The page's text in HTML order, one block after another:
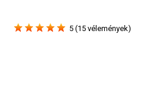
5 (15 vélemények)